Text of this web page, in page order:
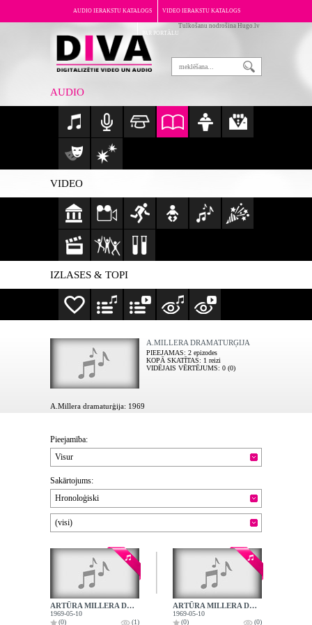
AUDIO IERAKSTU KATALOGS VIDEO IERAKSTU KATALOGS
PAR PORTĀLU
Tulkošanu nodrošina Hugo.lv
AUDIO
VIDEO
IZLASES & TOPI
A.MILLERA DRAMATURĢIJA
PIEEJAMAS: 2 epizodes
KOPĀ SKATĪTAS: 1 reizi
VIDĒJAIS VĒRTĒJUMS: 0 (0)
A.Millera dramaturģija: 1969
Pieejamība:
Visur
Sakārtojums:
Hronoloģiski
(visi)
ARTŪRA MILLERA DRAMATURĢIJA - 1. RULLIS
1969-05-10
(0)
(1)
ARTŪRA MILLERA DRAMATURĢIJA - 2. RULLIS
1969-05-10
(0)
(0)